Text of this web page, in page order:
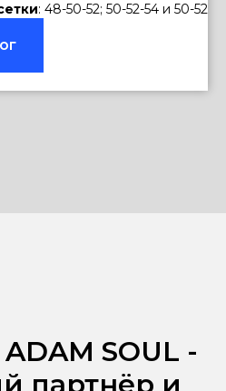
: 48-50-52; 50-52-54 и 50-52
SOUL -
партнёр и